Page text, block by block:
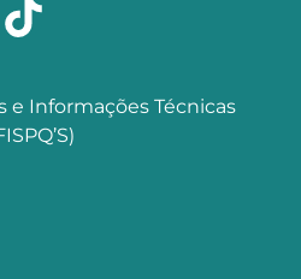
e Informações Técnicas